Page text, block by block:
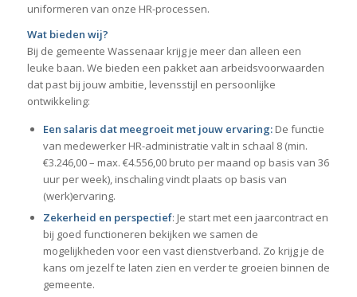
uniformeren van onze HR-processen.
Wat bieden wij?
Bij de gemeente Wassenaar krijg je meer dan alleen een
leuke baan. We bieden een pakket aan arbeidsvoorwaarden
dat past bij jouw ambitie, levensstijl en persoonlijke
ontwikkeling:
Een salaris dat meegroeit met jouw ervaring:De functie
van medewerker HR-administratie valt in schaal 8 (min.
€3.246,00 – max. €4.556,00 bruto per maand op basis van 36
uur per week), inschaling vindt plaats op basis van
(werk)ervaring.
Zekerheid en perspectief: Je start met een jaarcontract en
bij goed functioneren bekijken we samen de
mogelijkheden voor een vast dienstverband. Zo krijg je de
kans om jezelf te laten zien en verder te groeien binnen de
gemeente.